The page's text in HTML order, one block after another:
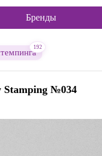
Бренды
192
Stamping №034